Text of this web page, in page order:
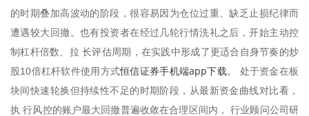
的时期叠加高波动的阶段，很容易因为仓位过重、缺乏止损纪律而
遭遇较大回撤。也有投资者在经过几轮行情洗礼之后，开始主动控
制杠杆倍数、拉 长评估周期，在实践中形成了更适合自身节奏的炒
股10倍杠杆软件使用方式恒信证券手机端app下载。 处于资金在板
块间快速轮换但持续性不足的时期阶段，从最新资金曲线对比看，
执 行风控的账户最大回撤普遍收敛在合理区间内， 行业顾问公司研